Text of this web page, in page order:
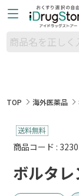
TOP
海外医薬品
商品コード :
ボルタ